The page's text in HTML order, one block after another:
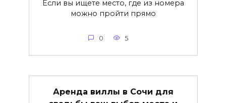
Если вы ищете место, где из номера
можно пройти прямо
0 5
Аренда виллы в Сочи для